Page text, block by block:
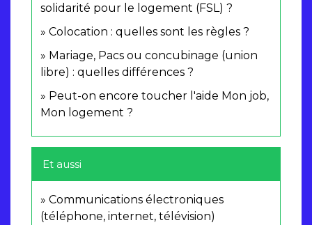
solidarité pour le logement (FSL) ?
Colocation : quelles sont les règles ?
Mariage, Pacs ou concubinage (union
libre) : quelles différences ?
Peut-on encore toucher l'aide Mon job,
Mon logement ?
Et aussi
Communications électroniques
(téléphone, internet, télévision)